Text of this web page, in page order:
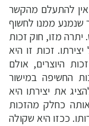
אין להתעלם מהקשר
שנמנע ממנו לחשוף
יתרה מזו, חוק זכות
זכות זו היא
היוצרים, אולם
החשיפה במישור
את יצירתו היא
כחלק מהזכות
ככזו היא שקולה